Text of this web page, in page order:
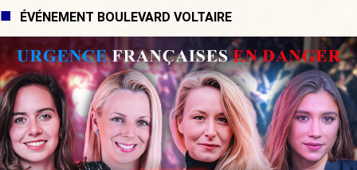
ÉVÉNEMENT BOULEVARD VOLTAIRE